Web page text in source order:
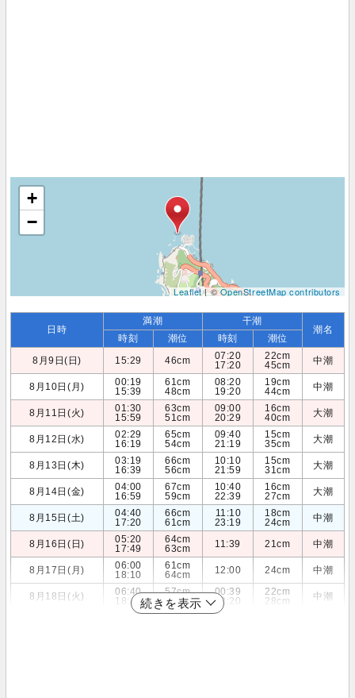
+
−
Leaflet| ©OpenStreetMap contributors
日時
満潮 干潮
潮名
時刻 潮位 時刻
潮位
8月9日(日)
15:29 46cm
07:20
17:20
22cm
45cm
中潮
8月10日(月)
00:19
15:39
61cm
48cm
08:20
19:20
19cm
44cm
中潮
8月11日(火)
01:30
15:59
63cm
51cm
09:00
20:29
16cm
40cm
大潮
8月12日(水)
02:29
16:19
65cm
54cm
09:40
21:19
15cm
35cm
大潮
8月13日(木)
03:19
16:39
66cm
56cm
10:10
21:59
15cm
31cm
大潮
8月14日(金)
04:00
16:59
67cm
59cm
10:40
22:39
16cm
27cm
大潮
8月15日(土)
04:40
17:20
66cm
61cm
11:10
23:19
18cm
24cm
中潮
8月16日(日)
05:20
17:49
64cm
63cm
11:39 21cm 中潮
8月17日(月)
06:00
18:10
61cm
64cm
12:00 24cm 中潮
8月18日(火)
06:40
18:40
57cm
65cm
00:39
12:20
22cm
28cm
中潮
続きを表示